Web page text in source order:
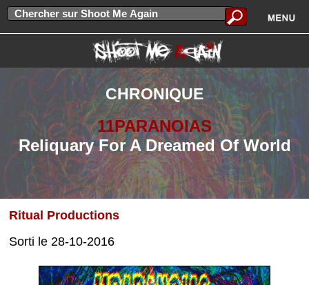
CHRONIQUE
11PARANOIAS
Reliquary For A Dreamed Of World
Ritual Productions
Sorti le 28-10-2016